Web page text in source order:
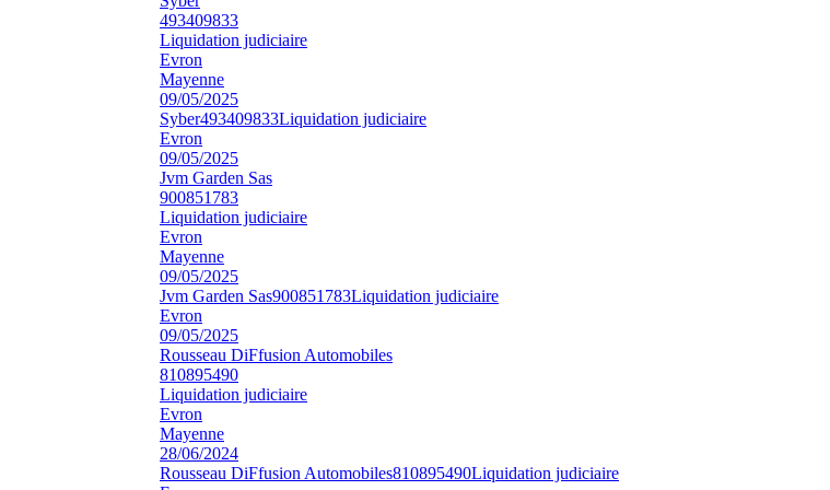
493409833
Liquidation judiciaire
Evron
Mayenne
09/05/2025
Syber493409833Liquidation judiciaire
Evron
09/05/2025
Jvm Garden Sas
900851783
Liquidation judiciaire
Evron
Mayenne
09/05/2025
Jvm Garden Sas900851783Liquidation judiciaire
Evron
09/05/2025
Rousseau DiFfusion Automobiles
810895490
Liquidation judiciaire
Evron
Mayenne
28/06/2024
Rousseau DiFfusion Automobiles810895490Liquidation judiciaire